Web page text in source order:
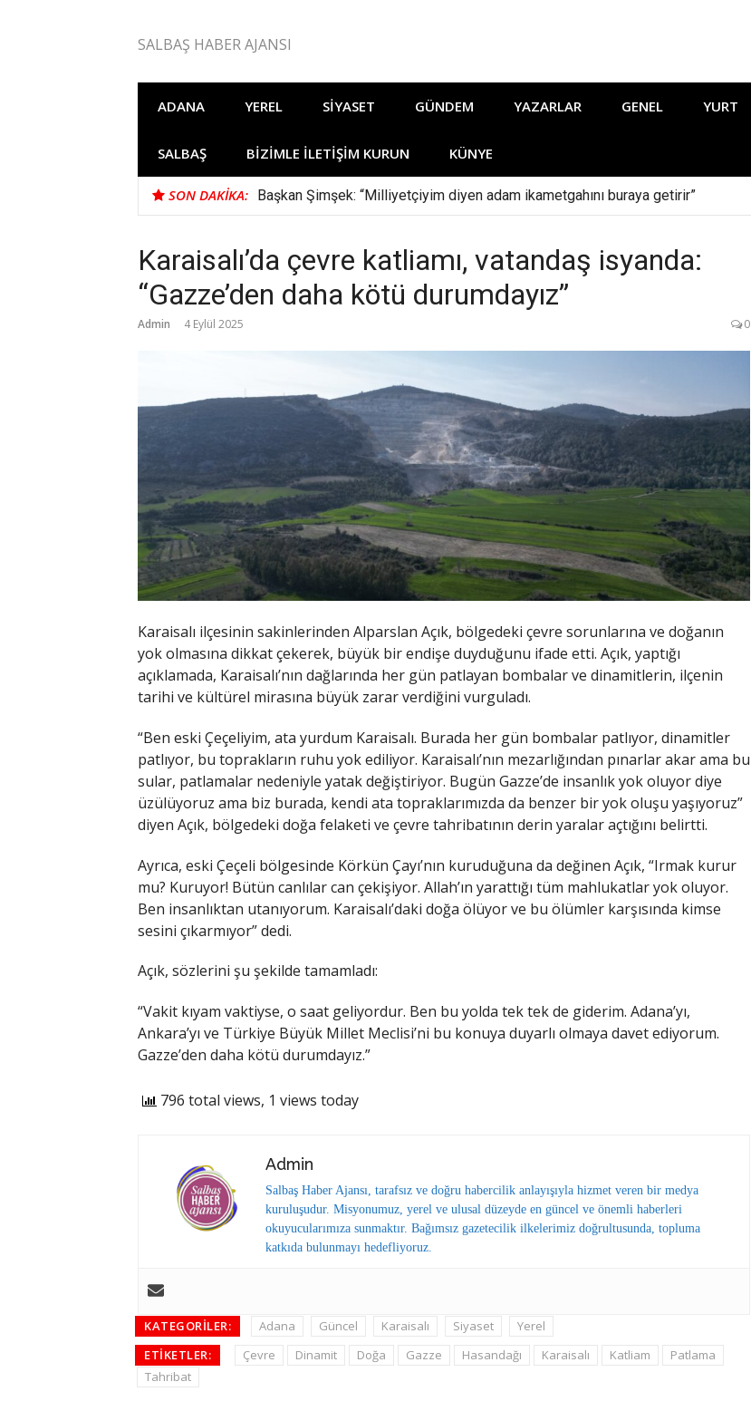
SALBAŞ HABER AJANSI
ADANA YEREL SIYASET GÜNDEM YAZARLAR GENEL YURT
SALBAŞ BIZIMLE İLETIŞIM KURUN KÜNYE
SON DAKIKA: Başkan Şimşek: “Milliyetçiyim diyen adam ikametgahını buraya getirir”
Karaisalı’da çevre katliamı, vatandaş isyanda:
“Gazze’den daha kötü durumdayız”
Admin 4 Eylül 2025 0
Karaisalı ilçesinin sakinlerinden Alparslan Açık, bölgedeki çevre sorunlarına ve doğanın
yok olmasına dikkat çekerek, büyük bir endişe duyduğunu ifade etti. Açık, yaptığı
açıklamada, Karaisalı’nın dağlarında her gün patlayan bombalar ve dinamitlerin, ilçenin
tarihi ve kültürel mirasına büyük zarar verdiğini vurguladı.
“Ben eski Çeçeliyim, ata yurdum Karaisalı. Burada her gün bombalar patlıyor, dinamitler
patlıyor, bu toprakların ruhu yok ediliyor. Karaisalı’nın mezarlığından pınarlar akar ama bu
sular, patlamalar nedeniyle yatak değiştiriyor. Bugün Gazze’de insanlık yok oluyor diye
üzülüyoruz ama biz burada, kendi ata topraklarımızda da benzer bir yok oluşu yaşıyoruz”
diyen Açık, bölgedeki doğa felaketi ve çevre tahribatının derin yaralar açtığını belirtti.
Ayrıca, eski Çeçeli bölgesinde Körkün Çayı’nın kuruduğuna da değinen Açık, “Irmak kurur
mu? Kuruyor! Bütün canlılar can çekişiyor. Allah’ın yarattığı tüm mahlukatlar yok oluyor.
Ben insanlıktan utanıyorum. Karaisalı’daki doğa ölüyor ve bu ölümler karşısında kimse
sesini çıkarmıyor” dedi.
Açık, sözlerini şu şekilde tamamladı:
“Vakit kıyam vaktiyse, o saat geliyordur. Ben bu yolda tek tek de giderim. Adana’yı,
Ankara’yı ve Türkiye Büyük Millet Meclisi’ni bu konuya duyarlı olmaya davet ediyorum.
Gazze’den daha kötü durumdayız.”
796 total views, 1 views today
Admin
Salbaş Haber Ajansı, tarafsız ve doğru habercilik anlayışıyla hizmet veren bir medya
kuruluşudur. Misyonumuz, yerel ve ulusal düzeyde en güncel ve önemli haberleri
okuyucularımıza sunmaktır. Bağımsız gazetecilik ilkelerimiz doğrultusunda, topluma
katkıda bulunmayı hedefliyoruz.
KATEGORILER: Adana Güncel Karaisalı Siyaset
Yerel
ETIKETLER:
Çevre Dinamit Doğa Gazze Hasandağı Karaisalı Katliam
Patlama
Tahribat